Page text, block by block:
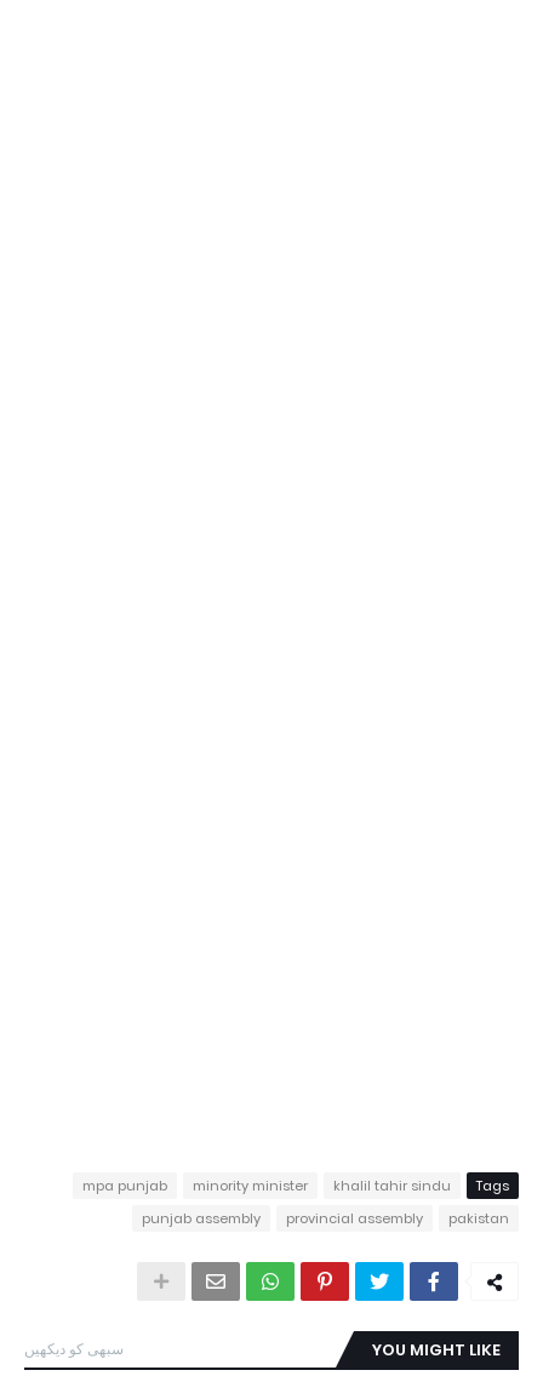
Tags
khalil tahir sindu
minority minister
mpa punjab
pakistan
provincial assembly
punjab assembly
YOU MIGHT LIKE سبھی کو دیکھیں